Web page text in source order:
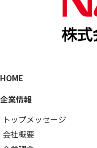
HOME
企業情報
トップメッセージ
会社概要